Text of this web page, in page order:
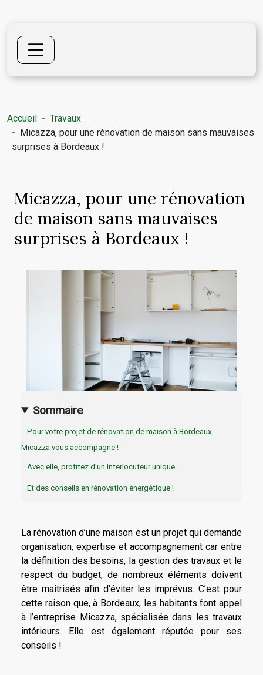
Accueil
Travaux
Micazza, pour une rénovation de maison sans mauvaises
surprises à Bordeaux !
Micazza, pour une rénovation
de maison sans mauvaises
surprises à Bordeaux !
Sommaire
Pour votre projet de rénovation de maison à Bordeaux,
Micazza vous accompagne !
Avec elle, profitez d'un interlocuteur unique
Et des conseils en rénovation énergétique !
La rénovation d’une maison est un projet qui demande
organisation, expertise et accompagnement car entre
la définition des besoins, la gestion des travaux et le
respect du budget, de nombreux éléments doivent
être maîtrisés afin d’éviter les imprévus. C’est pour
cette raison que, à Bordeaux, les habitants font appel
à l’entreprise Micazza, spécialisée dans les travaux
intérieurs. Elle est également réputée pour ses
conseils !